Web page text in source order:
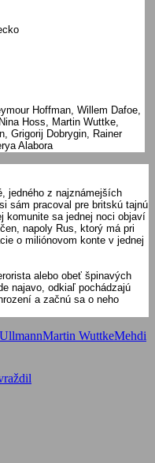
Hoffman, Willem Dafoe,
Hoss, Martin Wuttke,
Grigorij Dobrygin, Rainer
Alabora
jedného z najznámejších
sám pracoval pre britskú tajnú
komunite sa jednej noci objaví
napoly Rus, ktorý má pri
o miliónovom konte v jednej
alebo obeť špinavých
najavo, odkiaľ pochádzajú
a začnú sa o neho
Martin WuttkeMehdi